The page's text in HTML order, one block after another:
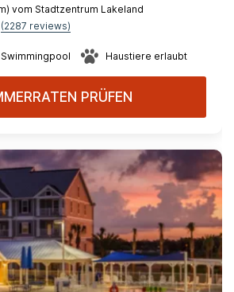
vom Stadtzentrum Lakeland
(2287 reviews)
Swimmingpool Haustiere erlaubt
PRÜFEN